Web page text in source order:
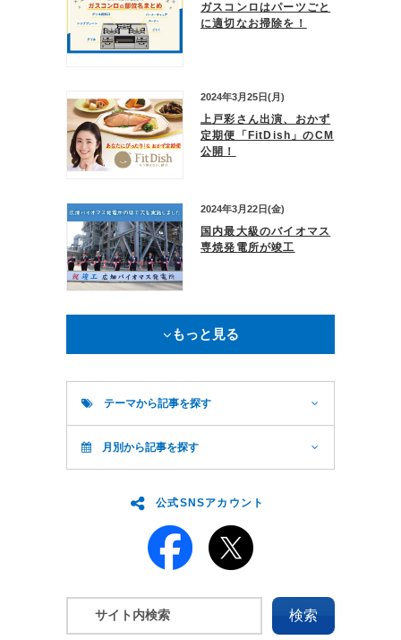
ガスコンロはパーツごと
に適切なお掃除を！
2024年3月25日(月)
上戸彩さん出演、おかず
定期便「FitDish」のCM
公開！
2024年3月22日(金)
国内最大級のバイオマス
専焼発電所が竣工
もっと見る
テーマから記事を探す
月別から記事を探す
公式SNSアカウント